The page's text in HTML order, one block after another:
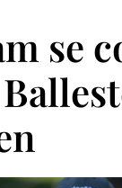
se